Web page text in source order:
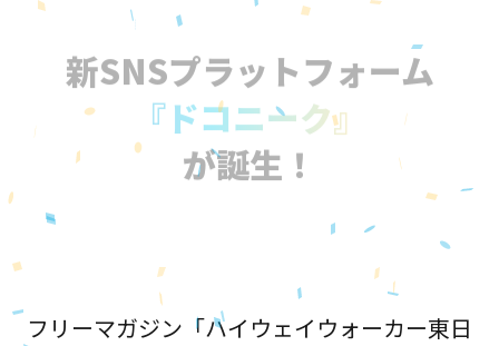
新SNSプラットフォーム
『ドコニーク』
が誕生！
フリーマガジン「ハイウェイウォーカー東日